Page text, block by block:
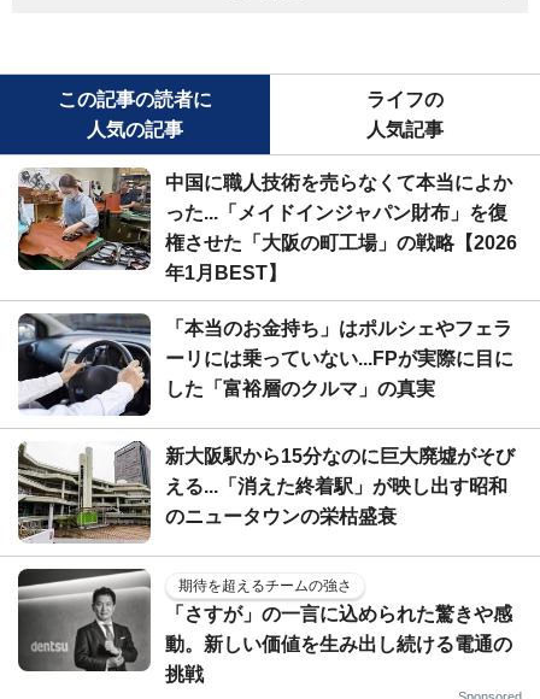
この記事の読者に
人気の記事
ライフの
人気記事
中国に職人技術を売らなくて本当によか
った...「メイドインジャパン財布」を復
権させた「大阪の町工場」の戦略【2026
年1月BEST】
「本当のお金持ち」はポルシェやフェラ
ーリには乗っていない...FPが実際に目に
した「富裕層のクルマ」の真実
新大阪駅から15分なのに巨大廃墟がそび
える...「消えた終着駅」が映し出す昭和
のニュータウンの栄枯盛衰
期待を超えるチームの強さ
「さすが」の一言に込められた驚きや感
動。新しい価値を生み出し続ける電通の
挑戦
Sponsored